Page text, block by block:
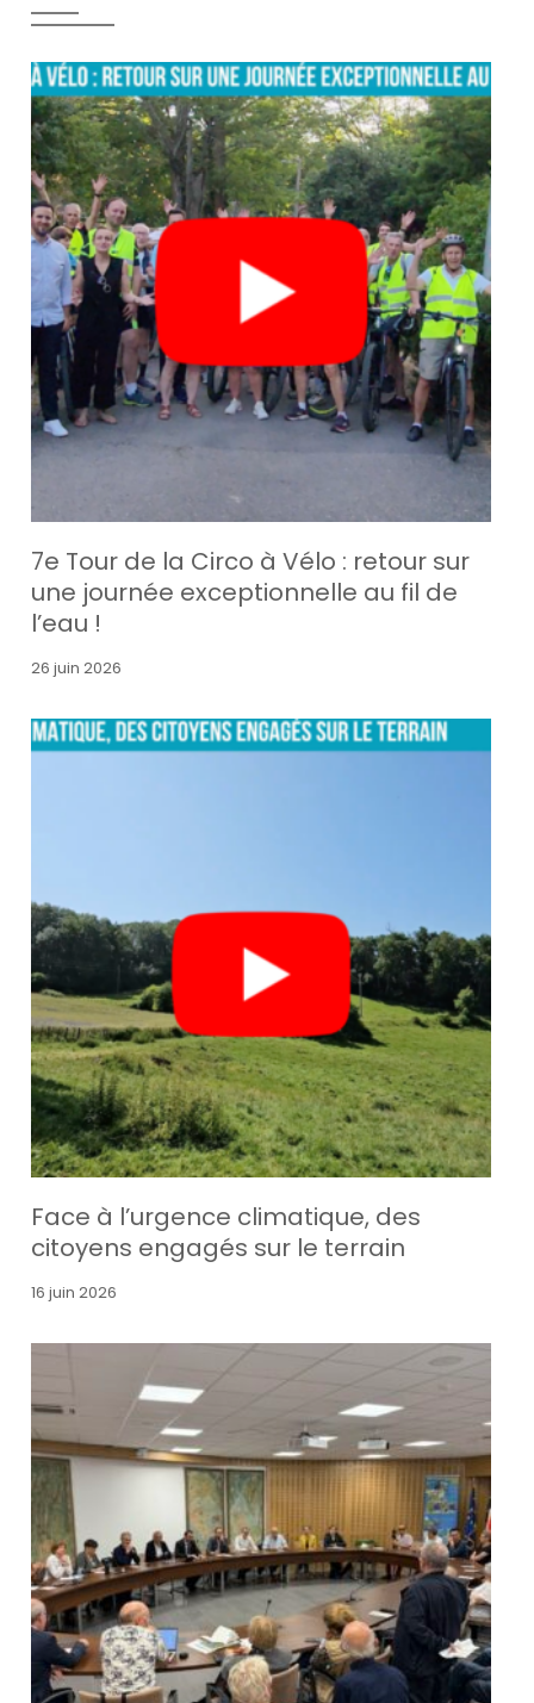
7e Tour de la Circo à Vélo : retour sur
une journée exceptionnelle au fil de
l’eau !
26 juin 2026
Face à l’urgence climatique, des
citoyens engagés sur le terrain
16 juin 2026